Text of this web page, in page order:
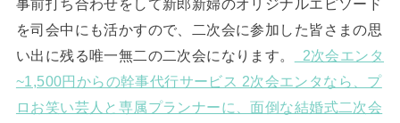
を司会中にも活かすので、二次会に参加した皆さまの思
い出に残る唯一無二の二次会になります。
2次会エンタ
~1,500円からの幹事代行サービス 2次会エンタなら、プ
ロお笑い芸人と専属プランナーに、面倒な結婚式二次会